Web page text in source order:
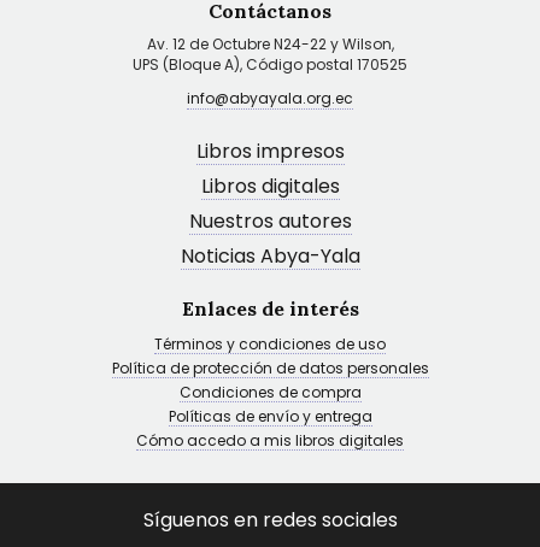
Contáctanos
Av. 12 de Octubre N24-22 y Wilson,
UPS (Bloque A), Código postal 170525
info@abyayala.org.ec
Libros impresos
Libros digitales
Nuestros autores
Noticias Abya-Yala
Enlaces de interés
Términos y condiciones de uso
Política de protección de datos personales
Condiciones de compra
Políticas de envío y entrega
Cómo accedo a mis libros digitales
Síguenos en redes sociales